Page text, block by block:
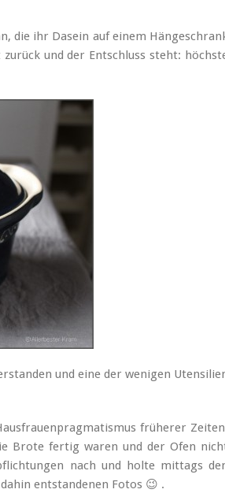
die ihr Dasein auf einem
und der Entschluss steht:
und eine der wenigen
früherer
Brote fertig waren und der Ofen
nach und holte mittags
entstandenen Fotos 😉 .